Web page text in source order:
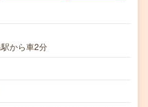
から車2分